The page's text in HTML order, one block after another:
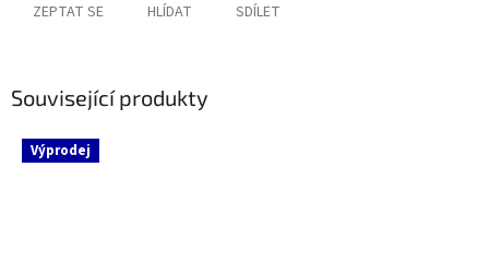
ZEPTAT SE HLÍDAT SDÍLET
Související produkty
Výprodej